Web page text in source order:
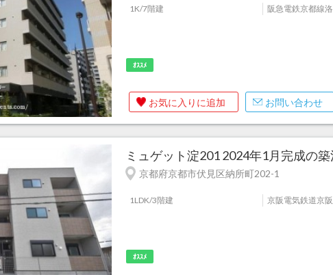
1K/7階建 阪急電鉄京都線
ｵｽｽﾒ
お気に入りに追加 お問い合わせ
ミュゲット淀201 2024年1月完成の
京都府京都市伏見区納所町202-1
1LDK/3階建 京阪電気鉄道京
ｵｽｽﾒ